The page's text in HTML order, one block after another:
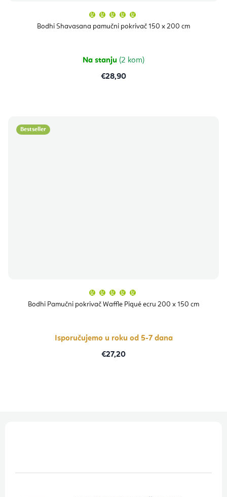
Bodhi Shavasana pamučni pokrivač 150 x 200 cm
proizvoda
je
zvjezdica.
Na stanju (2 kom)
€28,90
Bestseller
Bodhi Pamučni pokrivač Waffle Piqué ecru 200 x 150 cm
proizvoda
je
zvjezdica.
Isporučujemo u roku od 5-7 dana
€27,20